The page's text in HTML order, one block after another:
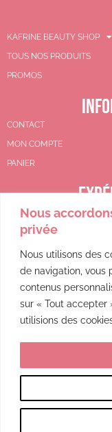
Nous
privée
Nous utilisons des
de navigation, vous
contenus
sur « Tout accepter
utilisions des
KAFRINE BEAUTY SHOP
TOUS NOS PRODUITS
PROMOS
CONTACT
MON COMPTE
PANIER
CGV
POLITIQUE DE
POLITIQUE DE
MENTIONS LÉGALES